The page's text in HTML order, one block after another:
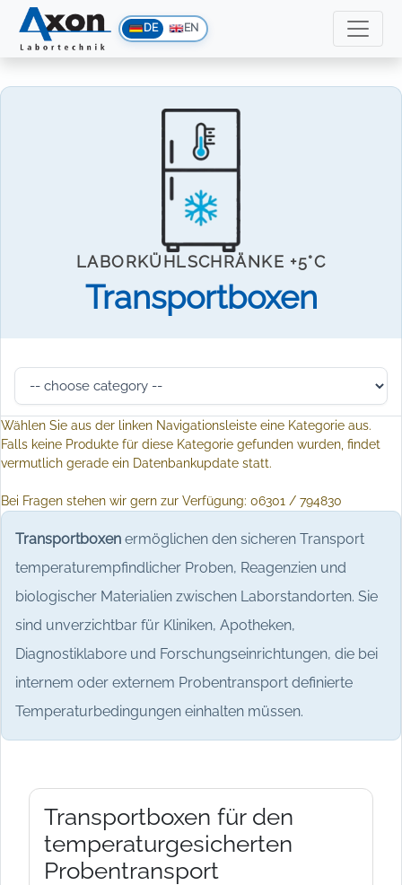
DE EN
LABORKÜHLSCHRÄNKE +5°C
Transportboxen
Transportboxen ermöglichen den sicheren Transport
temperaturempfindlicher Proben, Reagenzien und
biologischer Materialien zwischen Laborstandorten. Sie
sind unverzichtbar für Kliniken, Apotheken,
Diagnostiklabore und Forschungseinrichtungen, die bei
internem oder externem Probentransport definierte
Temperaturbedingungen einhalten müssen.
Wählen Sie aus der linken Navigationsleiste eine Kategorie aus.
Falls keine Produkte für diese Kategorie gefunden wurden, findet
vermutlich gerade ein Datenbankupdate statt.
Bei Fragen stehen wir gern zur Verfügung: 06301 / 794830
Transportboxen für den
temperaturgesicherten
Probentransport